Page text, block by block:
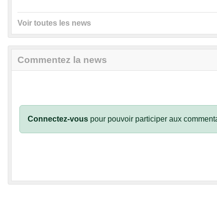
Voir toutes les news
Commentez la news
Connectez-vous pour pouvoir participer aux